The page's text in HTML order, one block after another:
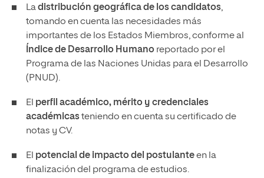
Ladistribución geográfica de los candidatos,
tomando en cuenta las necesidades más
importantes de los Estados Miembros, conforme al
Índice de Desarrollo Humano reportado por el
Programa de las Naciones Unidas para el Desarrollo
(PNUD).
El perfil académico, mérito y credenciales
académicasteniendo en cuenta su certificado de
notas y CV.
El potencial de impacto del postulanteen la
finalización del programa de estudios.